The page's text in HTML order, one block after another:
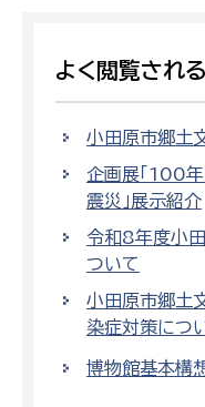
よく閲覧され
小田原市郷土
企画展「100
震災」展示紹介
令和8年度小
ついて
小田原市郷土
染症対策につ
博物館基本構